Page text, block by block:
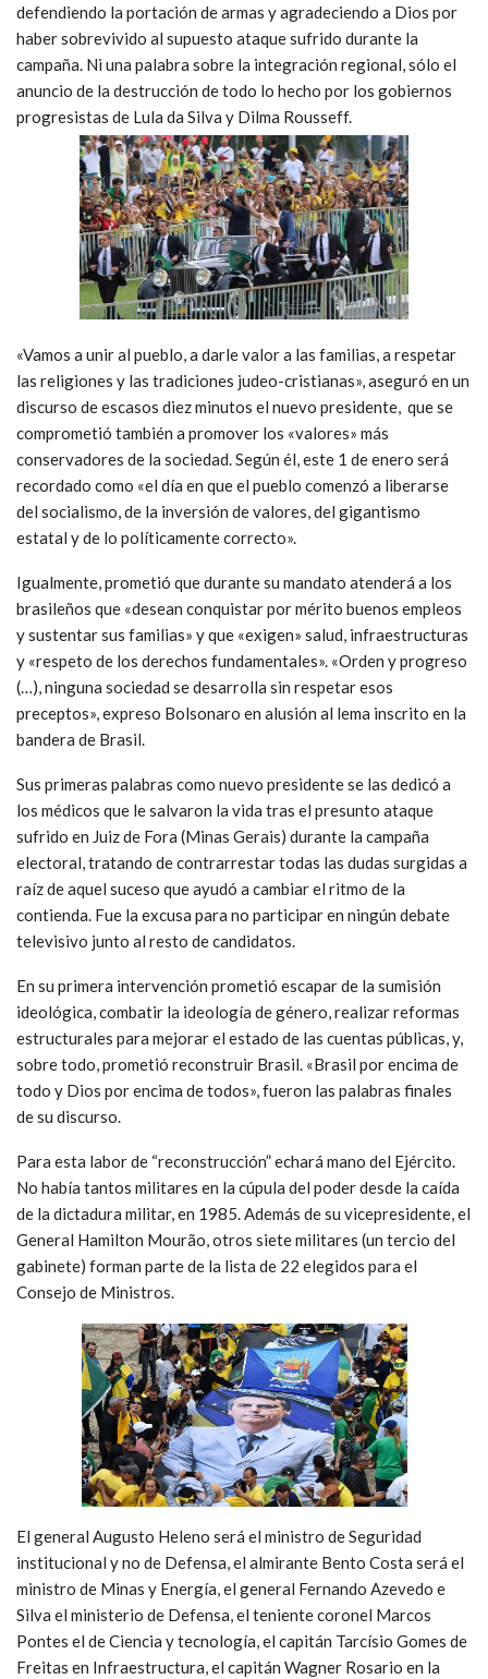
defendiendo la portación de armas y agradeciendo a Dios por
haber sobrevivido al supuesto ataque sufrido durante la
campaña. Ni una palabra sobre la integración regional, sólo el
anuncio de la destrucción de todo lo hecho por los gobiernos
progresistas de Lula da Silva y Dilma Rousseff.
«Vamos a unir al pueblo, a darle valor a las familias, a respetar
las religiones y las tradiciones judeo-cristianas», aseguró en un
discurso de escasos diez minutos el nuevo presidente, que se
comprometió también a promover los «valores» más
conservadores de la sociedad. Según él, este 1 de enero será
recordado como «el día en que el pueblo comenzó a liberarse
del socialismo, de la inversión de valores, del gigantismo
estatal y de lo políticamente correcto».
Igualmente, prometió que durante su mandato atenderá a los
brasileños que «desean conquistar por mérito buenos empleos
y sustentar sus familias» y que «exigen» salud, infraestructuras
y «respeto de los derechos fundamentales». «Orden y progreso
(…), ninguna sociedad se desarrolla sin respetar esos
preceptos», expreso Bolsonaro en alusión al lema inscrito en la
bandera de Brasil.
Sus primeras palabras como nuevo presidente se las dedicó a
los médicos que le salvaron la vida tras el presunto ataque
sufrido en Juiz de Fora (Minas Gerais) durante la campaña
electoral, tratando de contrarrestar todas las dudas surgidas a
raíz de aquel suceso que ayudó a cambiar el ritmo de la
contienda. Fue la excusa para no participar en ningún debate
televisivo junto al resto de candidatos.
En su primera intervención prometió escapar de la sumisión
ideológica, combatir la ideología de género, realizar reformas
estructurales para mejorar el estado de las cuentas públicas, y,
sobre todo, prometió reconstruir Brasil. «Brasil por encima de
todo y Dios por encima de todos», fueron las palabras finales
de su discurso.
Para esta labor de “reconstrucción” echará mano del Ejército.
No había tantos militares en la cúpula del poder desde la caída
de la dictadura militar, en 1985. Además de su vicepresidente, el
General Hamilton Mourão, otros siete militares (un tercio del
gabinete) forman parte de la lista de 22 elegidos para el
Consejo de Ministros.
El general Augusto Heleno será el ministro de Seguridad
institucional y no de Defensa, el almirante Bento Costa será el
ministro de Minas y Energía, el general Fernando Azevedo e
Silva el ministerio de Defensa, el teniente coronel Marcos
Pontes el de Ciencia y tecnología, el capitán Tarcísio Gomes de
Freitas en Infraestructura, el capitán Wagner Rosario en la